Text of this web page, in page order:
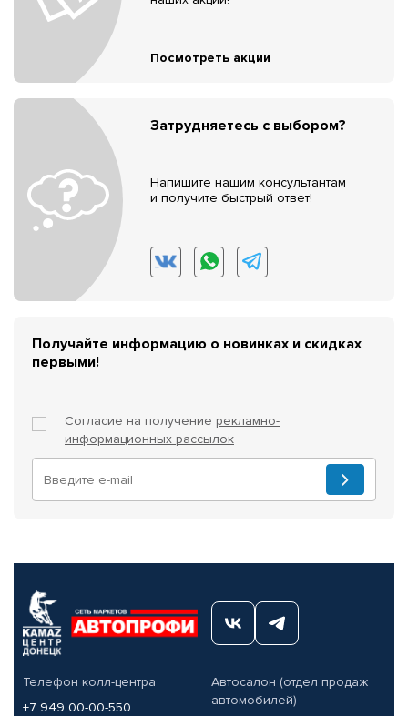
Посмотреть акции
Затрудняетесь с выбором?
Напишите нашим консультантам
и получите быстрый ответ!
Получайте информацию о новинках и скидках
первыми!
Согласие на получение рекламно-
информационных рассылок
Телефон колл-центра
+7 949 00-00-550
Автосалон (отдел продаж
автомобилей)